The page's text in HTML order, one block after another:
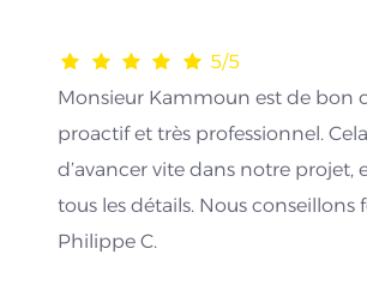
5/5
Monsieur Kammoun est de bon
proactif et très professionnel.
d’avancer vite dans notre projet,
tous les détails. Nous conseillons
Philippe C.